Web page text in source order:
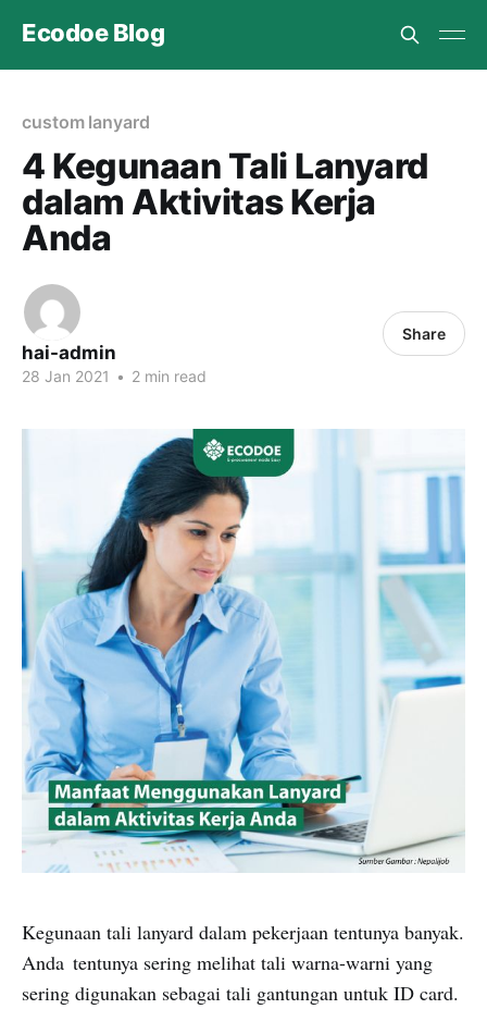
Ecodoe Blog
custom lanyard
4 Kegunaan Tali Lanyard
dalam Aktivitas Kerja
Anda
hai-admin
28 Jan 2021 • 2 min read
Share
Kegunaan tali lanyard dalam pekerjaan tentunya banyak.
Anda tentunya sering melihat tali warna-warni yang
sering digunakan sebagai tali gantungan untuk ID card.